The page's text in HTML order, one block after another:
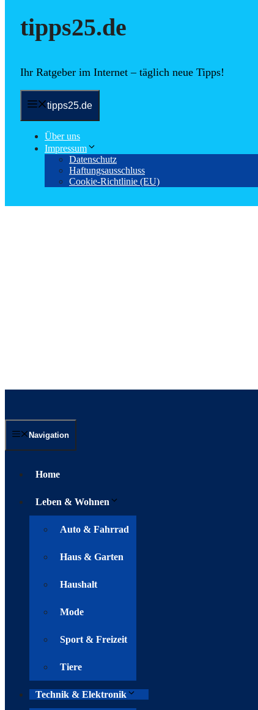
tipps25.de
Ihr Ratgeber im Internet – täglich neue Tipps!
tipps25.de
Über uns
Impressum
Datenschutz
Haftungsausschluss
Cookie-Richtlinie (EU)
Navigation
Home
Leben & Wohnen
Auto & Fahrrad
Haus & Garten
Haushalt
Mode
Sport & Freizeit
Tiere
Technik & Elektronik